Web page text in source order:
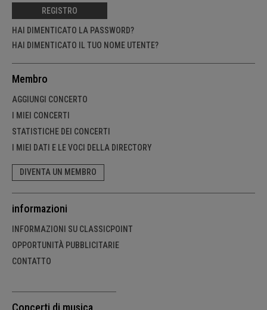
REGISTRO
HAI DIMENTICATO LA PASSWORD?
HAI DIMENTICATO IL TUO NOME UTENTE?
Membro
AGGIUNGI CONCERTO
I MIEI CONCERTI
STATISTICHE DEI CONCERTI
I MIEI DATI E LE VOCI DELLA DIRECTORY
DIVENTA UN MEMBRO
informazioni
INFORMAZIONI SU CLASSICPOINT
OPPORTUNITÀ PUBBLICITARIE
CONTATTO
Concerti di musica